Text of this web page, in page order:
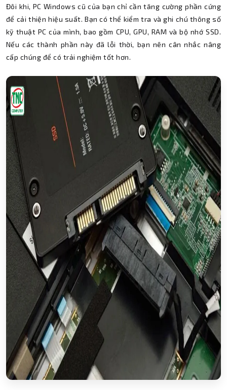
Đôi khi, PC Windows cũ của bạn chỉ cần tăng cường phần cứng
để cải thiện hiệu suất. Bạn có thể kiểm tra và ghi chú thông số
kỹ thuật PC của mình, bao gồm CPU, GPU, RAM và bộ nhớ SSD.
Nếu các thành phần này đã lỗi thời, bạn nên cân nhắc nâng
cấp chúng để có trải nghiệm tốt hơn.